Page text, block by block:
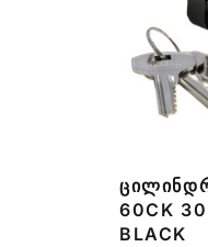
60CK
BLACK